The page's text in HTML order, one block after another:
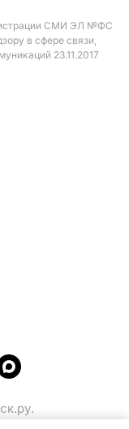
СМИ ЭЛ №ФС
в сфере связи,
23.11.2017